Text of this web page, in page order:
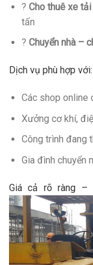
? Cho thuê xe tải
tấn
? Chuyển nhà –
Dịch vụ phù hợp với:
Các shop online
Xưởng cơ khí,
Công trình đang
Gia đình chuyển
Giá cả rõ ràng –